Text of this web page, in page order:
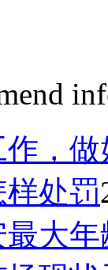
，
处罚
大